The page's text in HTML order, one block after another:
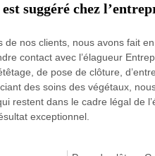
suggéré chez
nos clients, nous avons fait
contact avec l’élagueur
de pose de clôture,
des soins des végétaux,
restent dans le cadre légal de
exceptionnel.